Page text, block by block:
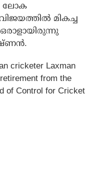
ലോക
മികച്ച
cricketer Laxman
from the
of Control for Cricket